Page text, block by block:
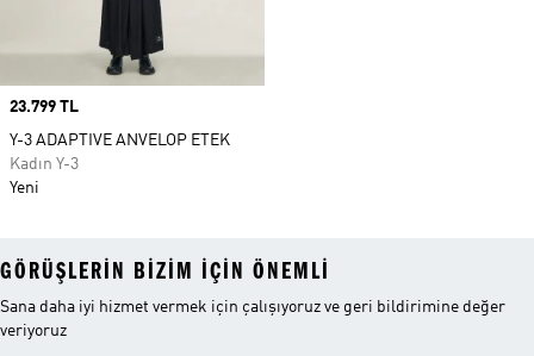
Price
23.799 TL
Y-3 ADAPTIVE ANVELOP ETEK
Kadın Y-3
Yeni
GÖRÜŞLERIN BIZIM IÇIN ÖNEMLI
Sana daha iyi hizmet vermek için çalışıyoruz ve geri bildirimine değer
veriyoruz